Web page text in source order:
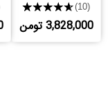
★★★★★(10)
3,828,000 تومن